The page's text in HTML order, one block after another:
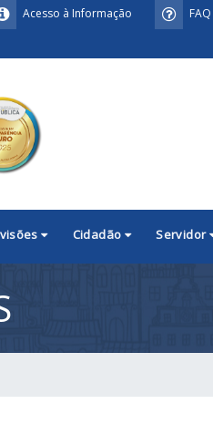
FAQ
Acesso à Informação
Cidadão Servidor